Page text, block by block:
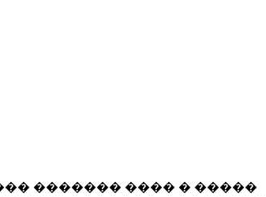
������� ���� � �����